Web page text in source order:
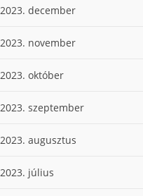
2023. december
2023. november
2023. október
2023. szeptember
2023. augusztus
2023. július